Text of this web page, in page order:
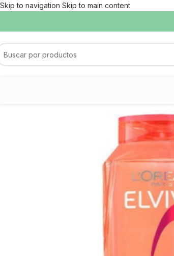
Skip to navigation Skip to main content